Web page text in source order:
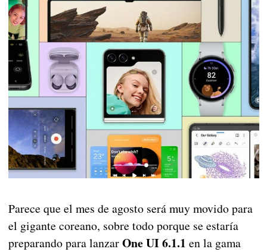
Parece que el mes de agosto será muy movido para
el gigante coreano, sobre todo porque se estaría
preparando para lanzarOne UI 6.1.1 en la gama